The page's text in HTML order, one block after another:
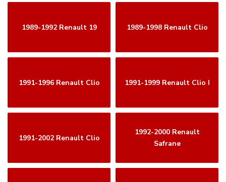
1989-1992 Renault 19 1989-1998 Renault Clio
1991-1996 Renault Clio 1991-1999 Renault Clio I
1991-2002 Renault Clio
1992-2000 Renault
Safrane